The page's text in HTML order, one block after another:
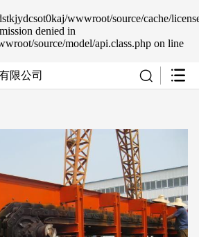
wwwroot/source/cache/
denied in
source/model/api.class.php on line
限公司